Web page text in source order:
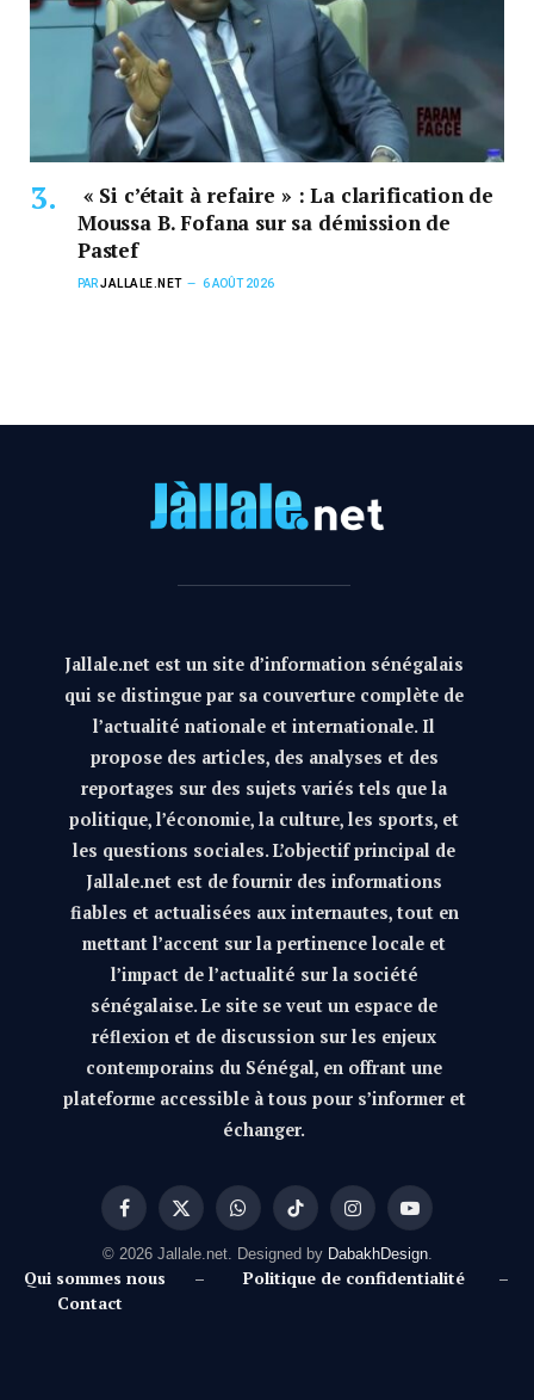
« Si c’était à refaire » : La clarification de
Moussa B. Fofana sur sa démission de
Pastef
PARJALLALE.NET 6 AOÛT 2026
Jallale.net est un site d’information sénégalais
qui se distingue par sa couverture complète de
l’actualité nationale et internationale. Il
propose des articles, des analyses et des
reportages sur des sujets variés tels que la
politique, l’économie, la culture, les sports, et
les questions sociales. L’objectif principal de
Jallale.net est de fournir des informations
fiables et actualisées aux internautes, tout en
mettant l’accent sur la pertinence locale et
l’impact de l’actualité sur la société
sénégalaise. Le site se veut un espace de
réflexion et de discussion sur les enjeux
contemporains du Sénégal, en offrant une
plateforme accessible à tous pour s’informer et
échanger.
Facebook
X
(Twitter)
WhatsAppTikTok InstagramYouTube
© 2026 Jallale.net. Designed by DabakhDesign.
Qui sommes nous – Politique de confidentialité –
Contact